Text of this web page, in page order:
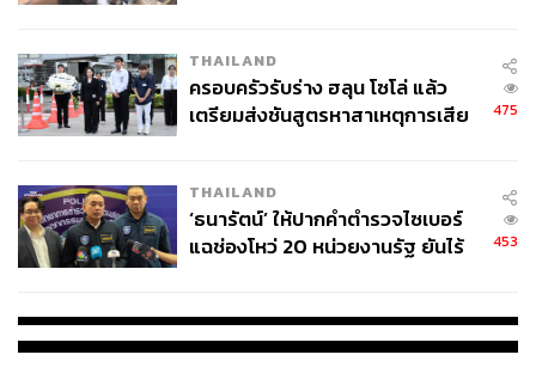
จ่ายหนี้-แอบระบุแบรนด์
THAILAND
ครอบครัวรับร่าง ฮลุน โซโล่ แล้ว
เตรียมส่งชันสูตรหาสาเหตุการเสีย
475
THAILAND
‘ธนารัตน์’ ให้ปากคำตำรวจไซเบอร์
แฉช่องโหว่ 20 หน่วยงานรัฐ ยันไร้
453